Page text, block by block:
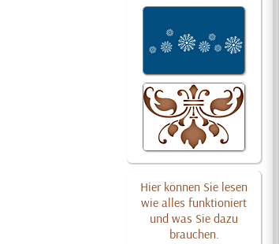
Hier können Sie lesen
wie alles funktioniert
und was Sie dazu
brauchen.